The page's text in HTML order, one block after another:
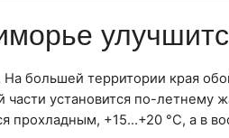
На большей территории края
установится по-летнему
+15…+20 °С, а в